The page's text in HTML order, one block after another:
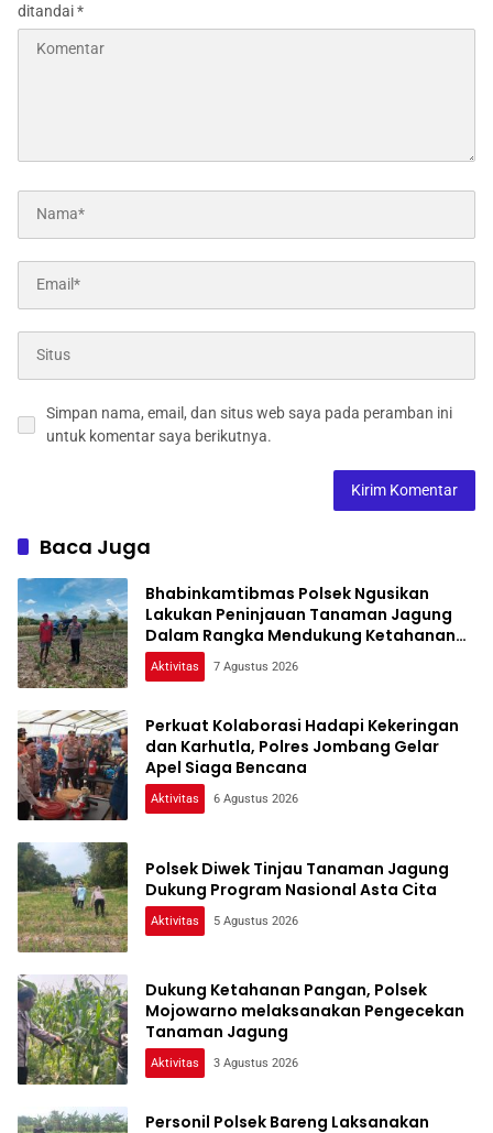
ditandai*
Simpan nama, email, dan situs web saya pada peramban ini
untuk komentar saya berikutnya.
Baca Juga
Bhabinkamtibmas Polsek Ngusikan
Lakukan Peninjauan Tanaman Jagung
Dalam Rangka Mendukung Ketahanan
Pangan
Aktivitas 7 Agustus 2026
Perkuat Kolaborasi Hadapi Kekeringan
dan Karhutla, Polres Jombang Gelar
Apel Siaga Bencana
Aktivitas 6 Agustus 2026
Polsek Diwek Tinjau Tanaman Jagung
Dukung Program Nasional Asta Cita
Aktivitas 5 Agustus 2026
Dukung Ketahanan Pangan, Polsek
Mojowarno melaksanakan Pengecekan
Tanaman Jagung
Aktivitas 3 Agustus 2026
Personil Polsek Bareng Laksanakan